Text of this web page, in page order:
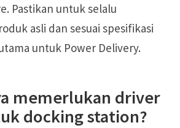
Pastikan untuk selalu
asli dan sesuai spesifikasi
untuk Power Delivery.
memerlukan driver
docking station?